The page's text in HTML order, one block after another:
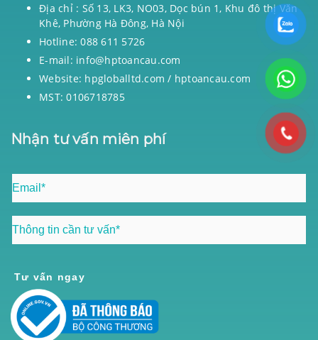
Địa chỉ : Số 13, LK3, NO03, Dọc bún 1, Khu đô thị Văn
Khê, Phường Hà Đông, Hà Nội
Hotline: 088 611 5726
E-mail: info@hptoancau.com
Website: hpgloballtd.com / hptoancau.com
MST: 0106718785
Nhận tư vấn miên phí
Tư vấn ngay